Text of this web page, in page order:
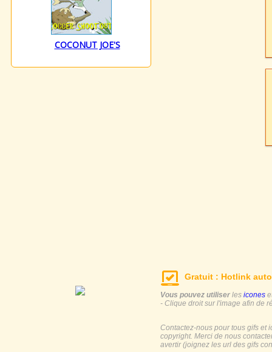
COCONUT JOE'S
Gratuit : Hotlink
Vous pouvez utiliser les icones
- Clique droit sur l'image afin de
Contactez-nous pour tous gifs et
copyright. Merci de nous
avertir (joignez les url des gifs